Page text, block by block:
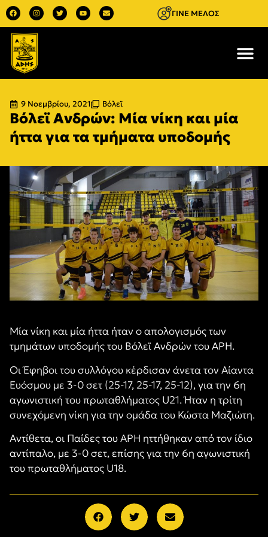
ΓΙΝΕ ΜΕΛΟΣ
9 Νοεμβρίου, 2021 Βόλεϊ
Βόλεϊ Ανδρών: Μία νίκη και μία
ήττα για τα τμήματα υποδομής
Μία νίκη και μία ήττα ήταν ο απολογισμός των
τμημάτων υποδομής του Βόλεϊ Ανδρών του ΑΡΗ.
Οι Έφηβοι του συλλόγου κέρδισαν άνετα τον Αίαντα
Ευόσμου με 3-0 σετ (25-17, 25-17, 25-12),για την 6η
αγωνιστική του πρωταθλήματος U21. Ήταν η τρίτη
συνεχόμενη νίκη για την ομάδα του Κώστα Μαζιώτη.
Αντίθετα, οι Παίδες του ΑΡΗ ηττήθηκαν από τον ίδιο
αντίπαλο, με 3-0 σετ, επίσης για την 6η αγωνιστική
του πρωταθλήματος U18.